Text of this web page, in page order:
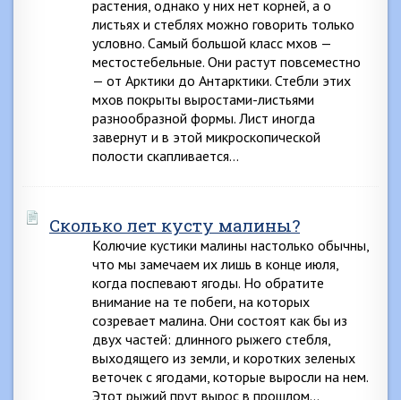
растения, однако у них нет корней, а о
листьях и стеблях можно говорить только
условно. Самый большой класс мхов —
местостебельные. Они растут повсеместно
— от Арктики до Антарктики. Стебли этих
мхов покрыты выростами-листьями
разнообразной формы. Лист иногда
завернут и в этой микроскопической
полости скапливается…
Сколько лет кусту малины?
Колючие кустики малины настолько обычны,
что мы замечаем их лишь в конце июля,
когда поспевают ягоды. Но обратите
внимание на те побеги, на которых
созревает малина. Они состоят как бы из
двух частей: длинного рыжего стебля,
выходящего из земли, и коротких зеленых
веточек с ягодами, которые выросли на нем.
Этот рыжий прут вырос в прошлом…